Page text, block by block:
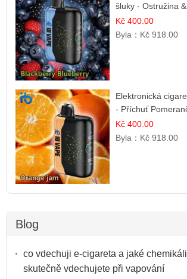
šluky - Ostružina
Intenzivní lesní
Kč 400.00
Byla： Kč 918.00
Elektronická
- Příchuť
Dlouhotrvající
Kč 400.00
Byla： Kč 918.00
Blog
co vdechuji e-cigareta a jaké
skutečně vdechujete při vapování